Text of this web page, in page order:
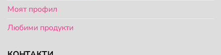
Моят профил
Любими продукти